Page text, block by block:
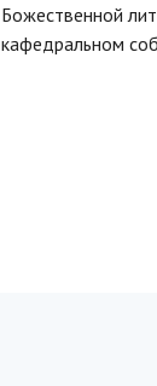
Божественной
кафедральном